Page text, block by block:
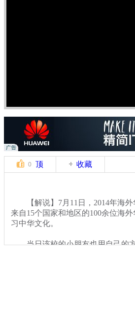
0 顶 收藏
【解说】7月11日，2014年海外
来自15个国家和地区的100余位海
习中华文化。
当日该校的小朋友也用自己的方